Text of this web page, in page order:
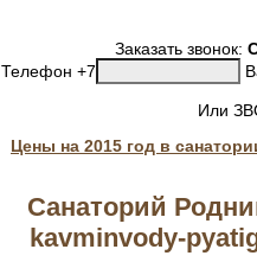
Заказать звонок:
Телефон +7
Или
Цены на 2015 год в
Санаторий
kavminvody-